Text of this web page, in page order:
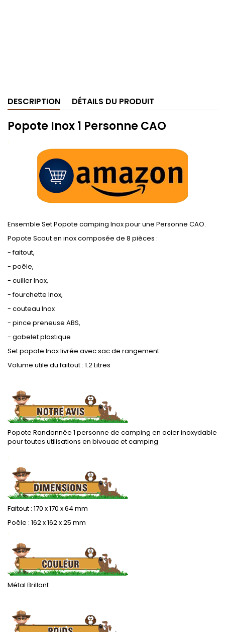
DESCRIPTION DÉTAILS DU PRODUIT
Popote Inox 1 Personne CAO
.
Ensemble Set Popote camping Inox pour une Personne CAO.
Popote Scout en inox composée de 8 pièces :
- faitout,
- poêle,
- cuiller Inox,
- fourchette Inox,
- couteau Inox
- pince preneuse ABS,
- gobelet plastique
Set popote Inox livrée avec sac de rangement
Volume utile du faitout : 1.2 Litres
.
Popote Randonnée 1 personne de camping en acier inoxydable
pour toutes utilisations en bivouac et camping
.
Faitout : 170 x 170 x 64 mm
Poêle : 162 x 162 x 25 mm
.
Métal Brillant
.